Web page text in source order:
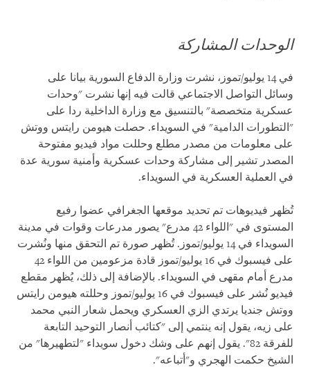
الوحدات المشاركة
في 14 يوليو/تموز، نشرت وزارة الدفاع السورية بيانا على
وسائل التواصل الاجتماعي قالت فيه إنها نشرت "وحدات
عسكرية متخصصة" بالتنسيق مع وزارة الداخلية ردا على
"التطورات الدامية" في السويداء. حصلت هيومن رايتس ووتش
على معلومات من مصدر مطلع وحللت مواد فيديو مفتوحة
المصدر تشير إلى مشاركة وحدات عسكرية وأمنية سورية عدة
في العملية العسكرية في السويداء.
تُظهر فيديوهات تم تحديد موقعها الجغرافي عضوا رفيع
المستوى في "اللواء 42 مدرع" يصور مدرعات وقوات في مدينة
السويداء في 14 يوليو/تموز. تُظهر صورة تم التحقق منها ونُشرت
على فيسبوك في 16 يوليو/تموز قادة مزعومين من اللواء 42
مدرع أمام مقهى في السويداء. بالإضافة إلى ذلك، يُظهر مقطع
فيديو نُشر على فيسبوك في 16 يوليو/تموز وحللته هيومن رايتس
ووتش جنديا يرتدي الزي العسكري ويحمل شعار النبي محمد
على زيه، يقول إنه ينتمي إلى "كتائب أنصار التوحيد التابعة
للفرقة 82". يقول إنهم على وشك دخول سويداء "لتطهيرها" من
الشيخ حكمت الهجري و"أتباعه".